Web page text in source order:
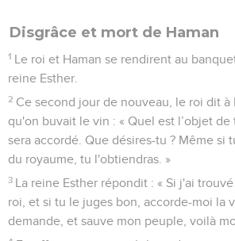
Disgrâce et mort de Haman
1 Le roi et Haman se rendirent au
reine Esther.
2 Ce second jour de nouveau, le roi dit à
qu'on buvait le vin : « Quel est l’objet de
sera accordé. Que désires-tu ? Même si
du royaume, tu l'obtiendras. »
3 La reine Esther répondit : « Si j'ai trouvé
roi, et si tu le juges bon, accorde-moi la
demande, et sauve mon peuple, voilà